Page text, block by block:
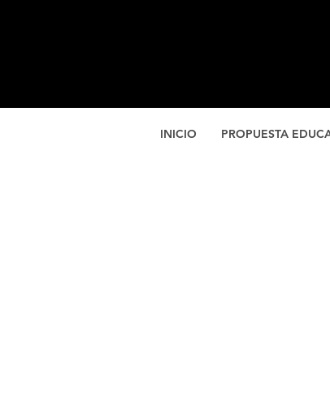
INICIO PROPUESTA